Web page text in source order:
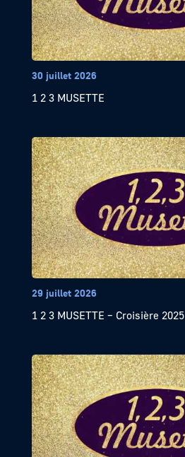
30 juillet 2026
1 2 3 MUSETTE
29 juillet 2026
1 2 3 MUSETTE – Croisière 2025